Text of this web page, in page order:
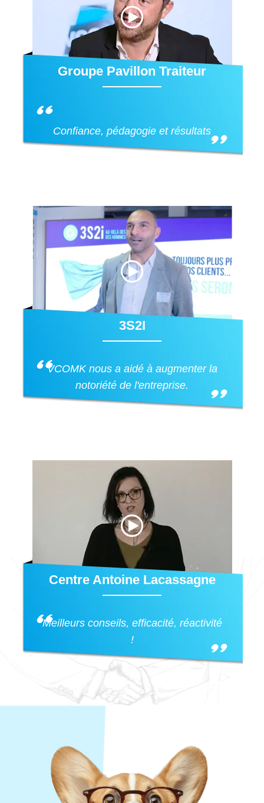
Groupe Pavillon Traiteur
Confiance, pédagogie et résultats
3S2I
VCOMK nous a aidé à augmenter la
notoriété de l'entreprise.
Centre Antoine Lacassagne
Meilleurs conseils, efficacité, réactivité
!